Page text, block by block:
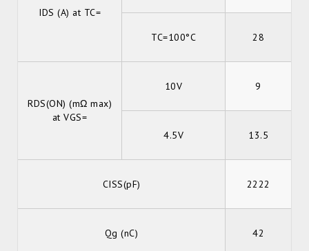
IDS (A) at TC=
TC=100°C 28
RDS(ON) (mΩ max)
at VGS=
10V 9
4.5V 13.5
CISS(pF) 2222
Qg (nC) 42